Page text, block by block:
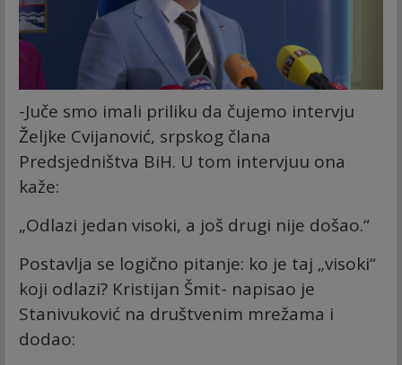
-Juče smo imali priliku da čujemo intervju
Željke Cvijanović, srpskog člana
Predsjedništva BiH. U tom intervjuu ona
kaže:
„Odlazi jedan visoki, a još drugi nije došao.“
Postavlja se logično pitanje: ko je taj „visoki“
koji odlazi? Kristijan Šmit- napisao je
Stanivuković na društvenim mrežama i
dodao: